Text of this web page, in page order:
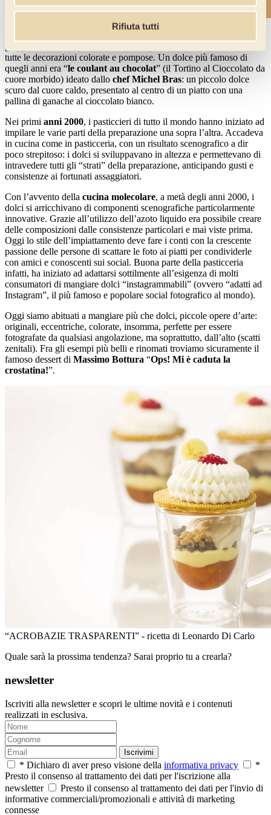
Rifiuta tutti
giapponese che, in pasticceria, hanno portato all’eliminazione di
tutte le decorazioni colorate e pompose. Un dolce più famoso di
quegli anni era “le coulant au chocolat” (il Tortino al Cioccolato da
cuore morbido) ideato dallo chef Michel Bras: un piccolo dolce
scuro dal cuore caldo, presentato al centro di un piatto con una
pallina di ganache al cioccolato bianco.
Nei primi anni 2000, i pasticcieri di tutto il mondo hanno iniziato ad
impilare le varie parti della preparazione una sopra l’altra. Accadeva
in cucina come in pasticceria, con un risultato scenografico a dir
poco strepitoso: i dolci si sviluppavano in altezza e permettevano di
intravedere tutti gli “strati” della preparazione, anticipando gusti e
consistenze ai fortunati assaggiatori.
Con l’avvento della cucina molecolare, a metà degli anni 2000, i
dolci si arricchivano di componenti scenografiche particolarmente
innovative. Grazie all’utilizzo dell’azoto liquido era possibile creare
delle composizioni dalle consistenze particolari e mai viste prima.
Oggi lo stile dell’impiattamento deve fare i conti con la crescente
passione delle persone di scattare le foto ai piatti per condividerle
con amici e conoscenti sui social. Buona parte della pasticceria
infatti, ha iniziato ad adattarsi sottilmente all’esigenza di molti
consumatori di mangiare dolci “instagrammabili” (ovvero “adatti ad
Instagram”, il più famoso e popolare social fotografico al mondo).
Oggi siamo abituati a mangiare più che dolci, piccole opere d’arte:
originali, eccentriche, colorate, insomma, perfette per essere
fotografate da qualsiasi angolazione, ma soprattutto, dall’alto (scatti
zenitali). Fra gli esempi più belli e rinomati troviamo sicuramente il
famoso dessert di Massimo Bottura “Ops! Mi è caduta la
crostatina!”.
“ACROBAZIE TRASPARENTI” - ricetta di Leonardo Di Carlo
Quale sarà la prossima tendenza? Sarai proprio tu a crearla?
newsletter
Iscriviti alla newsletter e scopri le ultime novità e i contenuti
realizzati in esclusiva.
Iscrivimi
* Dichiaro di aver preso visione della informativa privacy
*
Presto il consenso al trattamento dei dati per l'iscrizione alla
newsletter
Presto il consenso al trattamento dei dati per l'invio di
informative commerciali/promozionali e attività di marketing
connesse